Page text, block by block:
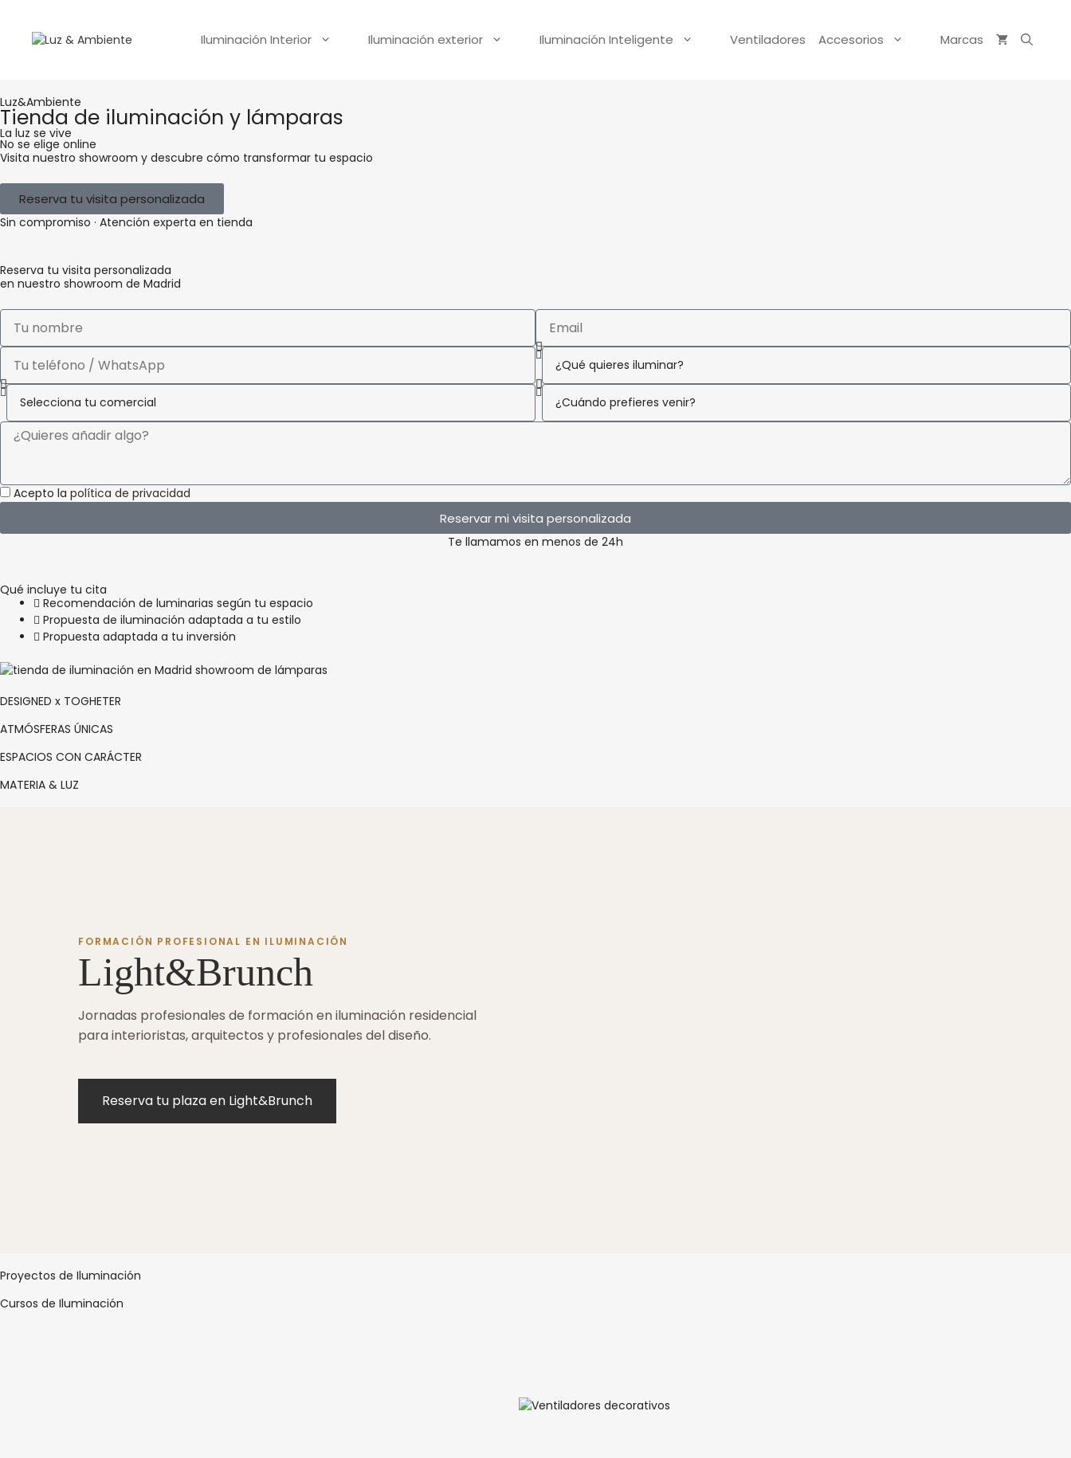
Iluminación Interior Iluminación exterior Iluminación Inteligente Ventiladores Accesorios Marcas
Luz&Ambiente
Tienda de iluminación y lámparas
La luz se vive
No se elige online
Visita nuestro showroom y descubre cómo transformar tu espacio
Reserva tu visita personalizada
Sin compromiso · Atención experta en tienda
Reserva tu visita personalizada
en nuestro showroom de Madrid
Acepto la política de privacidad
Reservar mi visita personalizada
Te llamamos en menos de 24h
Qué incluye tu cita
Recomendación de luminarias según tu espacio
Propuesta de iluminación adaptada a tu estilo
Propuesta adaptada a tu inversión
DESIGNED x TOGHETER
ATMÓSFERAS ÚNICAS
ESPACIOS CON CARÁCTER
MATERIA & LUZ
FORMACIÓN PROFESIONAL EN ILUMINACIÓN
Light&Brunch
Jornadas profesionales de formación en iluminación residencial
para interioristas, arquitectos y profesionales del diseño.
Reserva tu plaza en Light&Brunch
Proyectos de Iluminación
Cursos de Iluminación